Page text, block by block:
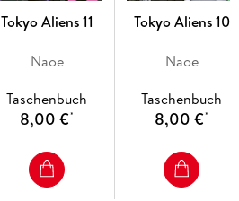
Tokyo Aliens 11
Naoe
Taschenbuch
8,00 €*
Tokyo Aliens 10
Naoe
Taschenbuch
8,00 €*